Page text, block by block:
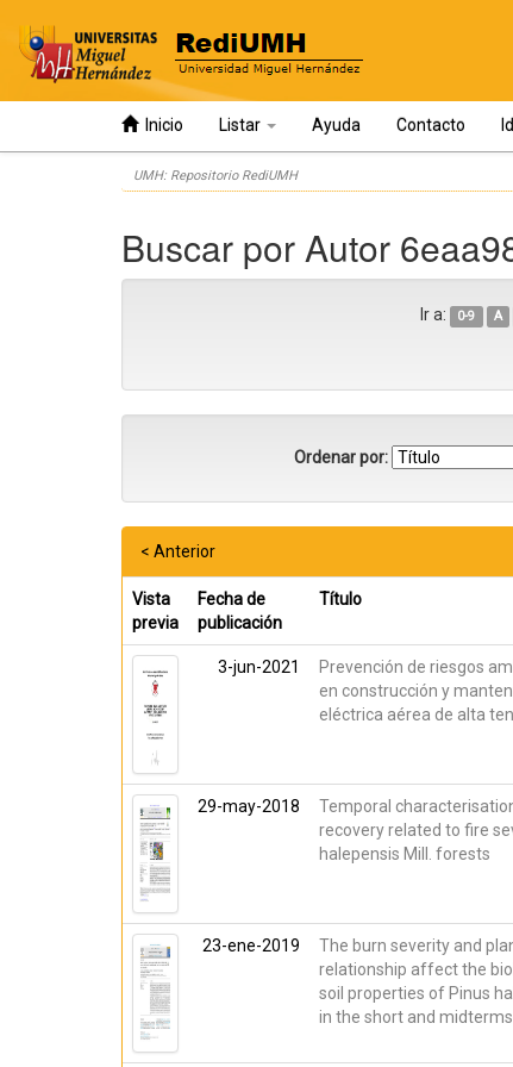
Inicio Listar Ayuda Contacto
UMH: Repositorio RediUMH
Buscar por Autor
Ir a: 0-9 A
Ordenar por:
< Anterior
Vista
previa
Fecha de
publicación
Título
3-jun-2021
Prevención de riesgos
en construcción y
eléctrica aérea de alta
29-may-2018
Temporal
recovery related to fire
halepensis Mill. forests
23-ene-2019
The burn severity and
relationship affect the
soil properties of Pinus
in the short and